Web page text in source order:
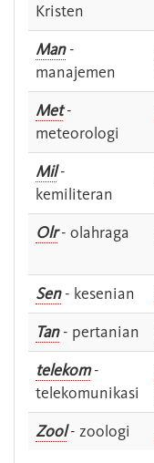
Kristen
Man-
manajemen
Met-
meteorologi
Mil-
kemiliteran
Olr- olahraga
Sen- kesenian
Tan- pertanian
telekom-
telekomunikasi
Zool- zoologi